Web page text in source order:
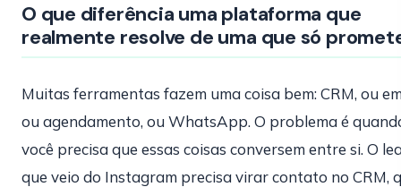
O que diferência uma plataforma que
realmente resolve de uma que só
Muitas ferramentas fazem uma coisa bem: CRM, ou
ou agendamento, ou WhatsApp. O problema é
você precisa que essas coisas conversem entre si. O
que veio do Instagram precisa virar contato no CRM,